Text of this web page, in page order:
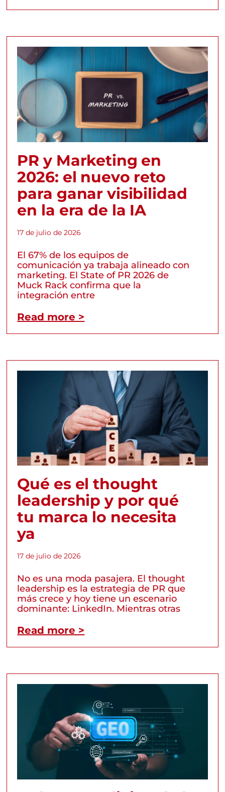
PR y Marketing en
2026: el nuevo reto
para ganar visibilidad
en la era de la IA
17 de julio de 2026
El 67% de los equipos de
comunicación ya trabaja alineado con
marketing. El State of PR 2026 de
Muck Rack confirma que la
integración entre
Read more >
Qué es el thought
leadership y por qué
tu marca lo necesita
ya
17 de julio de 2026
No es una moda pasajera. El thought
leadership es la estrategia de PR que
más crece y hoy tiene un escenario
dominante: LinkedIn. Mientras otras
Read more >